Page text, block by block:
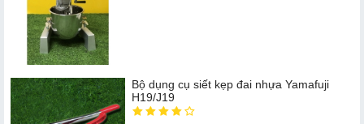
Bộ dụng cụ siết kẹp đai nhựa Yamafuji
H19/J19